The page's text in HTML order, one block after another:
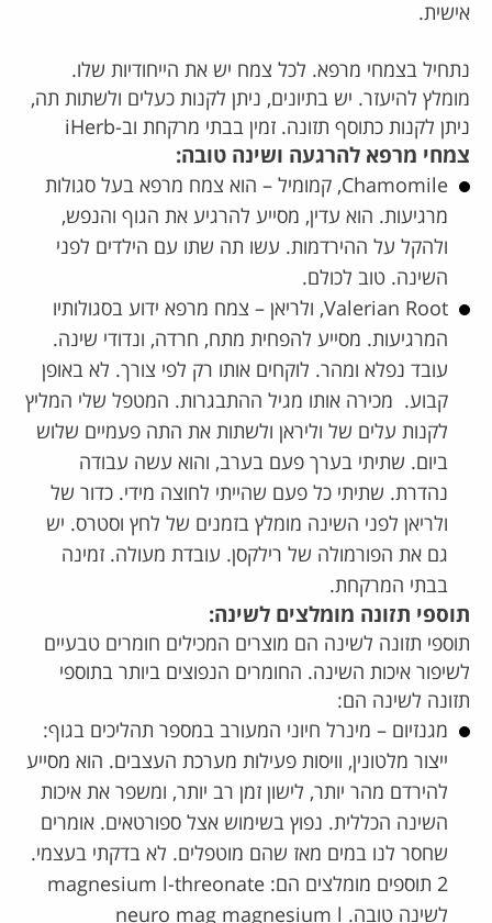
אישית.
נתחיל בצמחי מרפא. לכל צמח יש את הייחודיות שלו.
מומלץ להיעזר. יש בתיונים, ניתן לקנות כעלים ולשתות תה,
ניתן לקנות כתוסף תזונה. זמין בבתי מרקחת וב-iHerb
צמחי מרפא להרגעה ושינה טובה:
Chamomile, קמומיל –
הוא צמח מרפא בעל סגולות
מרגיעות. הוא עדין, מסייע להרגיע את הגוף והנפש,
ולהקל על ההירדמות. עשו תה שתו עם הילדים לפני
השינה. טוב לכולם.
Valerian Root, ולריאן –
צמח מרפא ידוע בסגולותיו
המרגיעות. מסייע להפחית מתח, חרדה, ונדודי שינה.
עובד נפלא ומהר. לוקחים אותו רק לפי צורך. לא באופן
קבוע. מכירה אותו מגיל ההתבגרות. המטפל שלי המליץ
לקנות עלים של וליראן ולשתות את התה פעמיים שלוש
ביום. שתיתי בערך פעם בערב, והוא עשה עבודה
נהדרת. שתיתי כל פעם שהייתי לחוצה מידי. כדור של
ולריאן לפני השינה מומלץ בזמנים של לחץ וסטרס. יש
גם את הפורמולה של רילקסן. עובדת מעולה. זמינה
בבתי המרקחת.
תוספי תזונה מומלצים לשינה:
תוספי תזונה לשינה הם מוצרים המכילים חומרים טבעיים
לשיפור איכות השינה. החומרים הנפוצים ביותר בתוספי
תזונה לשינה הם:
מגנזיום – מינרל חיוני המעורב במספר תהליכים בגוף:
ייצור מלטונין, וויסות פעילות מערכת העצבים. הוא מסייע
להירדם מהר יותר, לישון זמן רב יותר, ומשפר את איכות
השינה הכללית. נפוץ בשימוש אצל ספורטאים. אומרים
שחסר לנו במים מאז שהם מוטפלים. לא בדקתי בעצמי.
2 תוספים מומלצים הם:
magnesium l-threonate
לשינה טובה. neuro mag magnesium l